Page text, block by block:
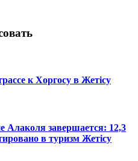
к Хоргосу в Жетісу
Алаколя завершается: 12,3
в туризм Жетісу